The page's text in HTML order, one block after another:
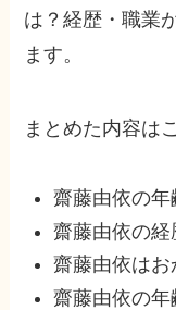
は？経歴・職業
ます。
まとめた内容は
齋藤由依の
齋藤由依の経
齋藤由依はお
齋藤由依の